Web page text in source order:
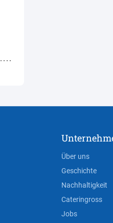
Über uns
Geschichte
Nachhaltigkeit
Cateringross
Jobs